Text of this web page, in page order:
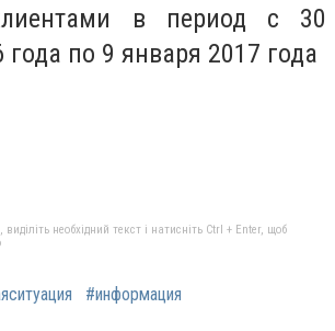
в период с 30
года по 9 января 2017 года
необхідний текст і натисніть Ctrl + Enter, щоб
#информация